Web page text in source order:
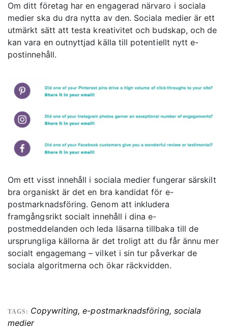
Om ditt företag har en engagerad närvaro i sociala
medier ska du dra nytta av den. Sociala medier är ett
utmärkt sätt att testa kreativitet och budskap, och de
kan vara en outnyttjad källa till potentiellt nytt e-
postinnehåll.
Om ett visst innehåll i sociala medier fungerar särskilt
bra organiskt är det en bra kandidat för e-
postmarknadsföring. Genom att inkludera
framgångsrikt socialt innehåll i dina e-
postmeddelanden och leda läsarna tillbaka till de
ursprungliga källorna är det troligt att du får ännu mer
socialt engagemang – vilket i sin tur påverkar de
sociala algoritmerna och ökar räckvidden.
TAGS: Copywriting,e-postmarknadsföring, sociala
medier